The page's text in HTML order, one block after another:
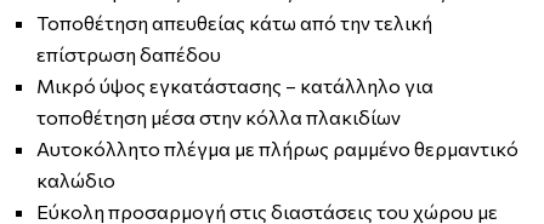
Τοποθέτηση απευθείας κάτω από την τελική
επίστρωση δαπέδου
Μικρό ύψος εγκατάστασης – κατάλληλο για
τοποθέτηση μέσα στην κόλλα πλακιδίων
Αυτοκόλλητο πλέγμα με πλήρως ραμμένο θερμαντικό
καλώδιο
Εύκολη προσαρμογή στις διαστάσεις του χώρου με